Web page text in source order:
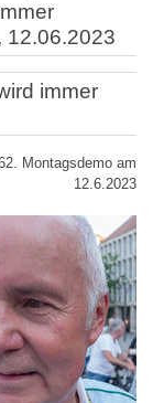
12.06.2023
immer
Montagsdemo am
12.6.2023